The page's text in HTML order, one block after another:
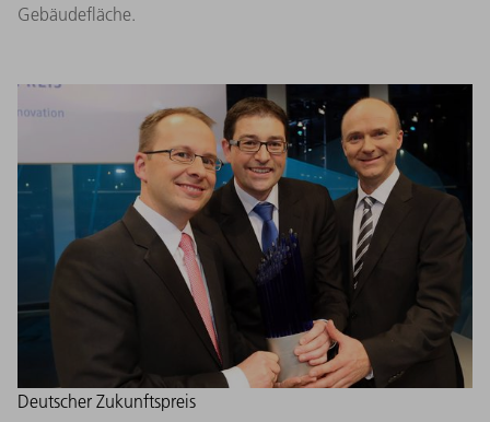
Gebäudefläche.
Deutscher Zukunftspreis